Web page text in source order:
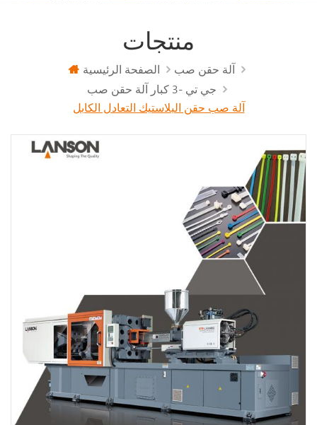
منتجات
الصفحة الرئيسية
آلة حقن صب
جي تي -3 كبار آلة حقن صب
آلة صب حقن البلاستيك التعادل الكابل